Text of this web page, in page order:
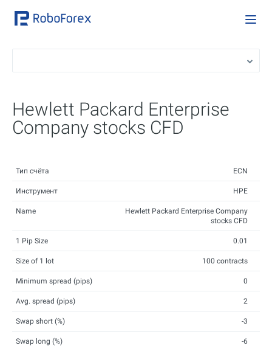
Hewlett Packard Enterprise
Company stocks CFD
Тип счёта ECN
Инструмент HPE
Name
Hewlett Packard Enterprise Company
stocks CFD
1 Pip Size 0.01
Size of 1 lot 100 contracts
Minimum spread (pips) 0
Avg. spread (pips) 2
Swap short (%) -3
Swap long (%) -6